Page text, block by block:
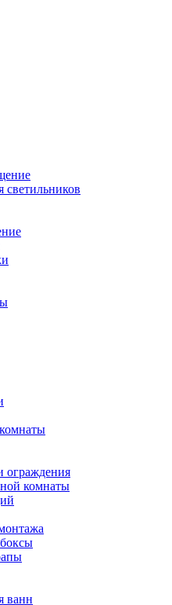
ограждения
комнаты
ванн